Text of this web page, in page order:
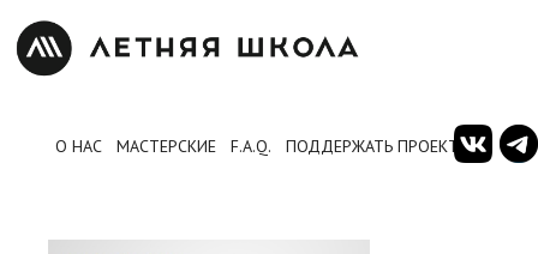
О НАС МАСТЕРСКИЕ F.A.Q. ПОДДЕРЖАТЬ ПРОЕКТ